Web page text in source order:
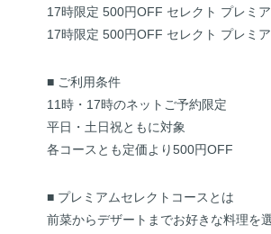
17時限定 500円OFF セレクト プレミ
17時限定 500円OFF セレクト プレミ
■ ご利用条件
11時・17時のネットご予約限定
平日・土日祝ともに対象
各コースとも定価より500円OFF
■ プレミアムセレクトコースとは
前菜からデザートまでお好きな料理を